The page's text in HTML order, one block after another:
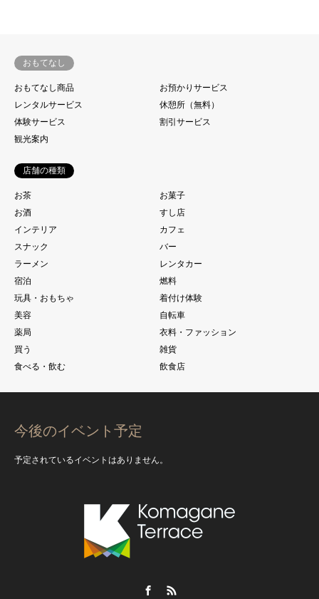
おもてなし
おもてなし商品
お預かりサービス
レンタルサービス
休憩所（無料）
体験サービス
割引サービス
観光案内
店舗の種類
お茶
お菓子
お酒
すし店
インテリア
カフェ
スナック
バー
ラーメン
レンタカー
宿泊
燃料
玩具・おもちゃ
着付け体験
美容
自転車
薬局
衣料・ファッション
買う
雑貨
食べる・飲む
飲食店
今後のイベント予定
予定されているイベントはありません。